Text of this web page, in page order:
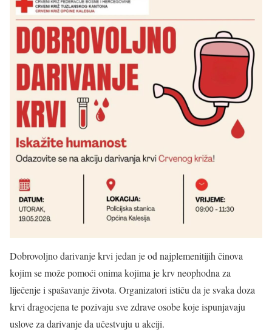
Dobrovoljno darivanje krvi jedan je od najplemenitijih činova
kojim se može pomoći onima kojima je krv neophodna za
liječenje i spašavanje života. Organizatori ističu da je svaka doza
krvi dragocjena te pozivaju sve zdrave osobe koje ispunjavaju
uslove za darivanje da učestvuju u akciji.